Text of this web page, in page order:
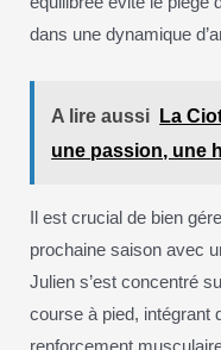
dans une dynamique
A lire aussi
La
une passion, une
Il est crucial de bien
prochaine saison avec
Julien s’est concentré
course à pied, intégrant